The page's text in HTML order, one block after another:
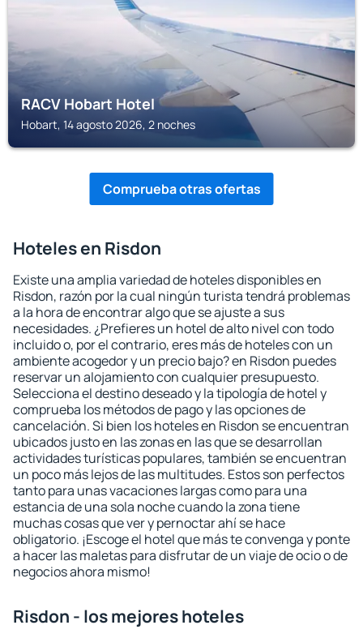
RACV Hobart Hotel
Hobart, 14 agosto 2026, 2 noches
Comprueba otras ofertas
Hoteles en Risdon
Existe una amplia variedad de hoteles disponibles en
Risdon, razón por la cual ningún turista tendrá problemas
a la hora de encontrar algo que se ajuste a sus
necesidades. ¿Prefieres un hotel de alto nivel con todo
incluido o, por el contrario, eres más de hoteles con un
ambiente acogedor y un precio bajo? en Risdon puedes
reservar un alojamiento con cualquier presupuesto.
Selecciona el destino deseado y la tipología de hotel y
comprueba los métodos de pago y las opciones de
cancelación. Si bien los hoteles en Risdon se encuentran
ubicados justo en las zonas en las que se desarrollan
actividades turísticas populares, también se encuentran
un poco más lejos de las multitudes. Estos son perfectos
tanto para unas vacaciones largas como para una
estancia de una sola noche cuando la zona tiene
muchas cosas que ver y pernoctar ahí se hace
obligatorio. ¡Escoge el hotel que más te convenga y ponte
a hacer las maletas para disfrutar de un viaje de ocio o de
negocios ahora mismo!
Risdon - los mejores hoteles